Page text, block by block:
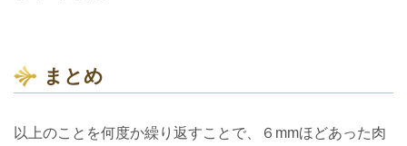
まとめ
以上のことを何度か繰り返すことで、６mmほどあった肉